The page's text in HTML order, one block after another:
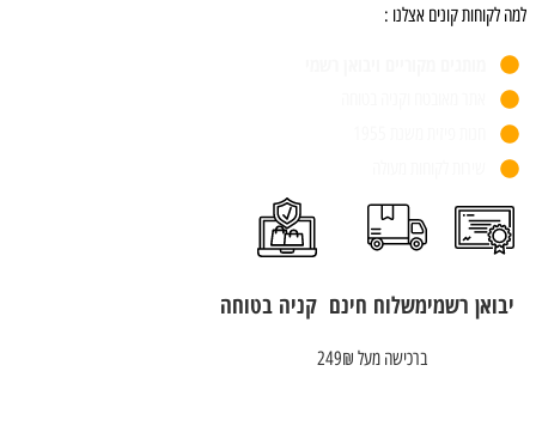
למה לקוחות קונים אצלנו :
יבואן רשמימשלוח חינם
ברכישה מעל 249₪
קניה בטוחה